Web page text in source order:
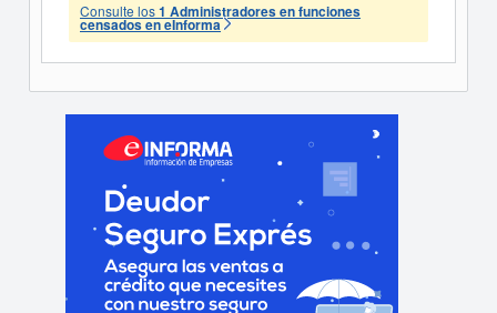
Consulte los1 Administradores en funciones
censados en eInforma